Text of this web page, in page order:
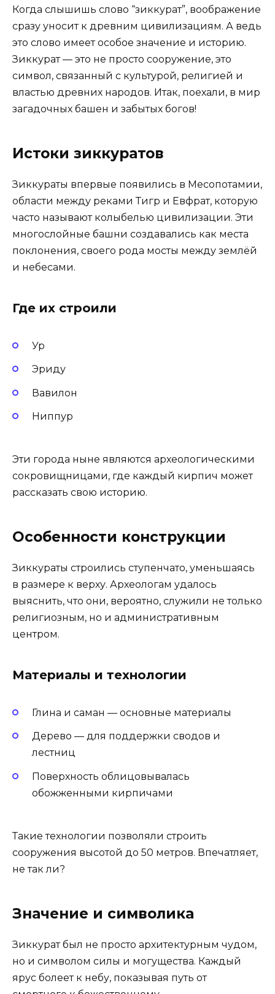
Когда слышишь слово “зиккурат”, воображение
сразу уносит к древним цивилизациям. А ведь
это слово имеет особое значение и историю.
Зиккурат — это не просто сооружение, это
символ, связанный с культурой, религией и
властью древних народов. Итак, поехали, в мир
загадочных башен и забытых богов!
Истоки зиккуратов
Зиккураты впервые появились в Месопотамии,
области между реками Тигр и Евфрат, которую
часто называют колыбелью цивилизации. Эти
многослойные башни создавались как места
поклонения, своего рода мосты между землёй
и небесами.
Где их строили
Ур
Эриду
Вавилон
Ниппур
Эти города ныне являются археологическими
сокровищницами, где каждый кирпич может
рассказать свою историю.
Особенности конструкции
Зиккураты строились ступенчато, уменьшаясь
в размере к верху. Археологам удалось
выяснить, что они, вероятно, служили не только
религиозным, но и административным
центром.
Материалы и технологии
Глина и саман — основные материалы
Дерево — для поддержки сводов и
лестниц
Поверхность облицовывалась
обожженными кирпичами
Такие технологии позволяли строить
сооружения высотой до 50 метров. Впечатляет,
не так ли?
Значение и символика
Зиккурат был не просто архитектурным чудом,
но и символом силы и могущества. Каждый
ярус болеет к небу, показывая путь от